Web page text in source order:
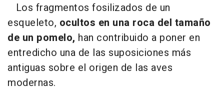
Los fragmentos fosilizados de un
esqueleto, ocultos en una roca del tamaño
de un pomelo, han contribuido a poner en
entredicho una de las suposiciones más
antiguas sobre el origen de las aves
modernas.